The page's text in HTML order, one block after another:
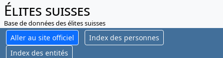
Élites suisses
Base de données des élites suisses
Aller au site officiel
Index des personnes
Index des entités